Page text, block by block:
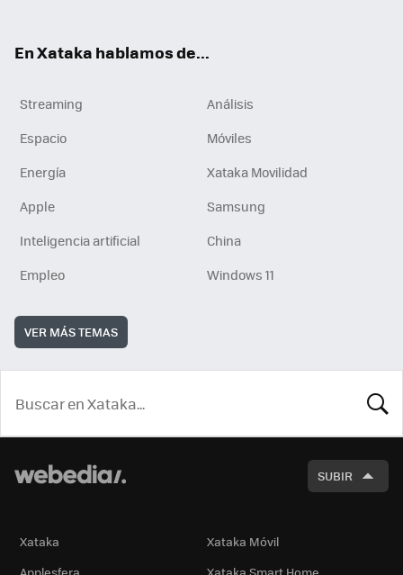
En Xataka hablamos de...
Streaming
Análisis
Espacio
Móviles
Energía
Xataka Movilidad
Apple
Samsung
Inteligencia artificial
China
Empleo
Windows 11
VER MÁS TEMAS
SUBIR
Xataka
Xataka Móvil